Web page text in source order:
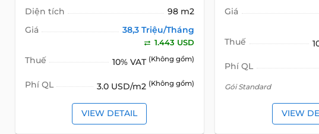
Diện tích
98 m2
Giá
38,3 Triệu/Tháng
1.443 USD
Thuế 10% VAT (Không gồm)
Phí QL 3.0 USD/m2 (Không gồm)
VIEW DETAIL
Giá
Thuế
Phí QL
Gói Standard
VIEW